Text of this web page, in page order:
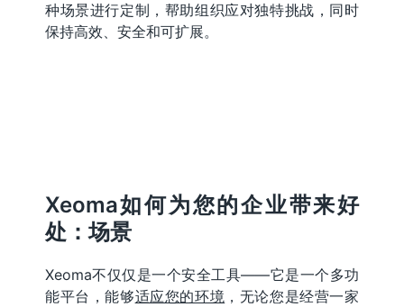
种场景进行定制，帮助组织应对独特挑战，同时
保持高效、安全和可扩展。
Xeoma如何为您的企业带来好
处：场景
Xeoma不仅仅是一个安全工具——它是一个多功
能平台，能够适应您的环境 ，无论您是经营一家